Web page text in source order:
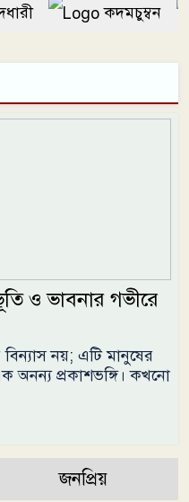
কদমচুম্বন
ও ভাবনার গভীরে
নয়; এটি মানুষের
অনন্য প্রকাশভঙ্গি। কখনো
জনপ্রিয়